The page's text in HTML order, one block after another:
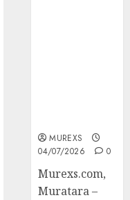
MUREXS
04/07/2026
0
Murexs.com,
Muratara –